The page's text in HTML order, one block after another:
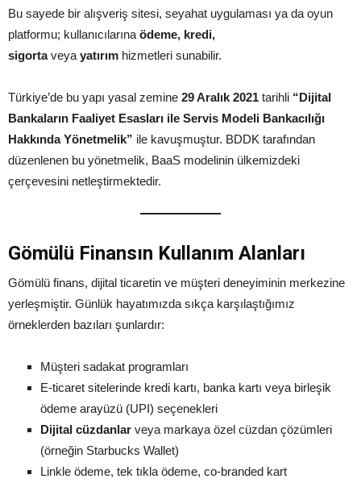
Bu sayede bir alışveriş sitesi, seyahat uygulaması ya da oyun
platformu; kullanıcılarına ödeme, kredi,
sigortaveya yatırım hizmetleri sunabilir.
Türkiye’de bu yapı yasal zemine 29 Aralık 2021 tarihli “Dijital
Bankaların Faaliyet Esasları ile Servis Modeli Bankacılığı
Hakkında Yönetmelik” ile kavuşmuştur. BDDK tarafından
düzenlenen bu yönetmelik, BaaS modelinin ülkemizdeki
çerçevesini netleştirmektedir.
Gömülü Finansın Kullanım Alanları
Gömülü finans, dijital ticaretin ve müşteri deneyiminin merkezine
yerleşmiştir. Günlük hayatımızda sıkça karşılaştığımız
örneklerden bazıları şunlardır:
Müşteri sadakat programları
E-ticaret sitelerinde kredi kartı, banka kartı veya birleşik
ödeme arayüzü (UPI) seçenekleri
Dijital cüzdanlar veya markaya özel cüzdan çözümleri
(örneğin Starbucks Wallet)
Linkle ödeme, tek tıkla ödeme, co-branded kart